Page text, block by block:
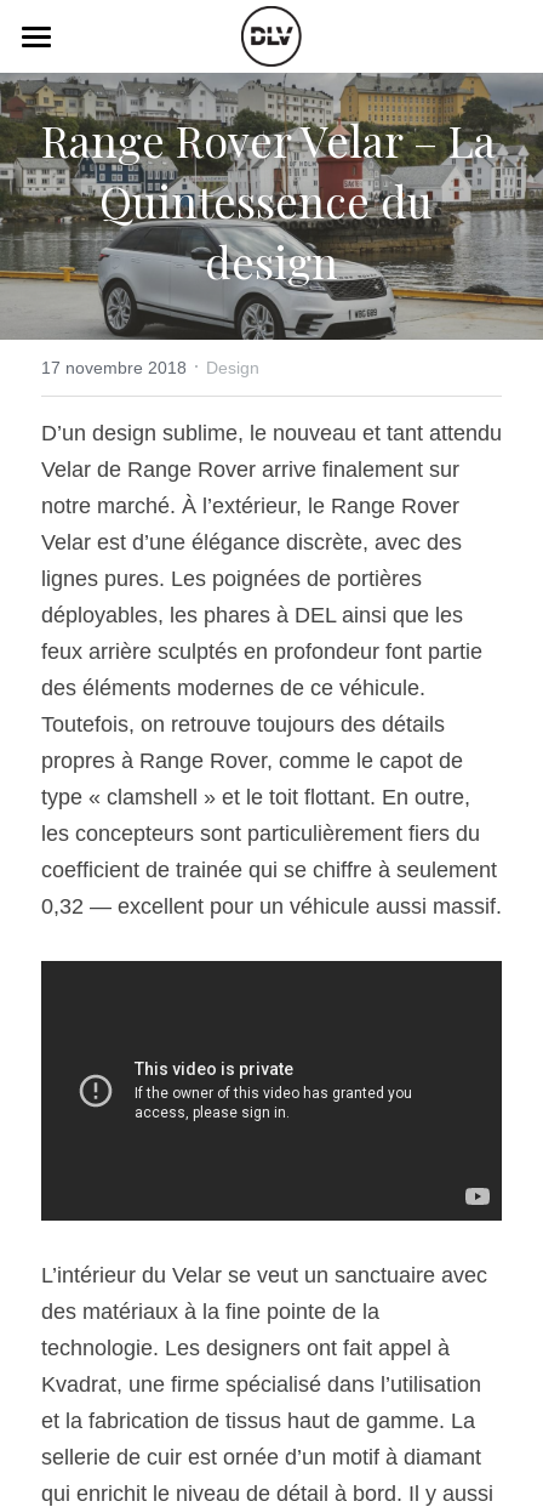
Catégories
Actualité Auto
Électrique
Histoire de chars
Art Automobile
Essais Routier
Vidéo
Podcast
Radio FM
Télé RDS
Simulateur
Assurance
Rechercher
SOUMISSION RAPIDE
ASSURANCE
Range Rover Velar – La
Quintessence du
design
17 novembre 2018 · Design
D’un design sublime, le nouveau et tant attendu
Velar de Range Rover arrive finalement sur
notre marché. À l’extérieur, le Range Rover
Velar est d’une élégance discrète, avec des
lignes pures. Les poignées de portières
déployables, les phares à DEL ainsi que les
feux arrière sculptés en profondeur font partie
des éléments modernes de ce véhicule.
Toutefois, on retrouve toujours des détails
propres à Range Rover, comme le capot de
type « clamshell » et le toit flottant. En outre,
les concepteurs sont particulièrement fiers du
coefficient de trainée qui se chiffre à seulement
0,32 — excellent pour un véhicule aussi massif.
L’intérieur du Velar se veut un sanctuaire avec
des matériaux à la fine pointe de la
technologie. Les designers ont fait appel à
Kvadrat, une firme spécialisé dans l’utilisation
et la fabrication de tissus haut de gamme. La
sellerie de cuir est ornée d’un motif à diamant
qui enrichit le niveau de détail à bord. Il y aussi
LES CATÉGORIES DE LA BOUTIQUE
Toutes les catégories